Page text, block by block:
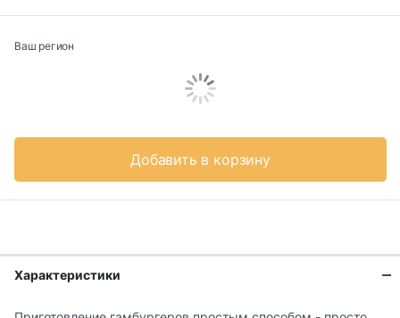
Ваш регион
Добавить в корзину
Характеристики